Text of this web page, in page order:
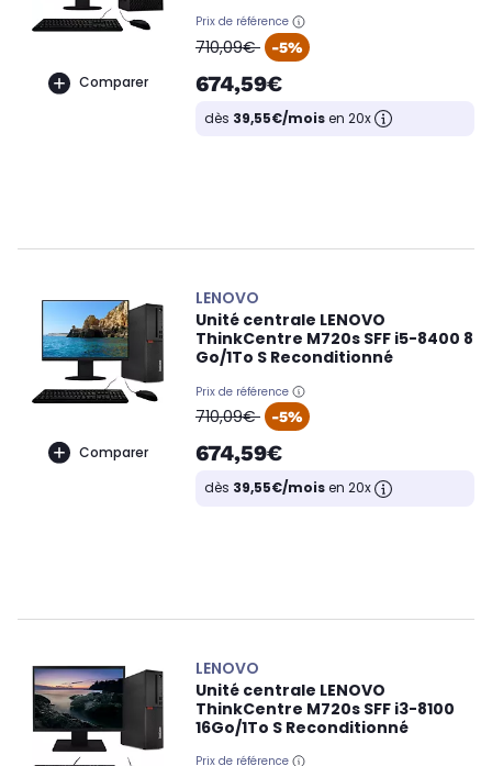
Comparer
Prix de référence
oldPrice
710,09€ -5%
674,59€
dès 39,55€/moisen 20x
Comparer
LENOVO
Unité centrale LENOVO
ThinkCentre M720s SFF i5-8400 8
Go/1To S Reconditionné
Prix de référence
oldPrice
710,09€ -5%
674,59€
dès 39,55€/moisen 20x
LENOVO
Unité centrale LENOVO
ThinkCentre M720s SFF i3-8100
16Go/1To S Reconditionné
Prix de référence